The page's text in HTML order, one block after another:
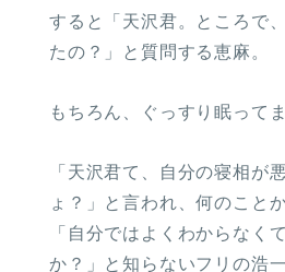
すると「天沢君。ところで
たの？」と質問する恵麻。
もちろん、ぐっすり眠って
「天沢君て、自分の寝相が
ょ？」と言われ、何のこと
「自分ではよくわからなく
か？」と知らないフリの浩